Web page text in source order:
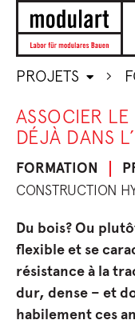
PROJETS
ASSOCIER
DÉJÀ DANS
FORMATION
CONSTRUCTION
Du bois? Ou
flexible et se
résistance à la
dur, dense – et
habilement ces